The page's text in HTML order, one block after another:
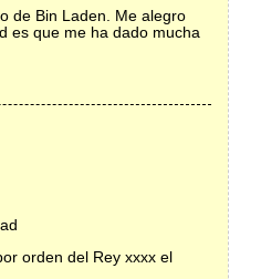
de Bin Laden. Me alegro
es que me ha dado mucha
orden del Rey xxxx el